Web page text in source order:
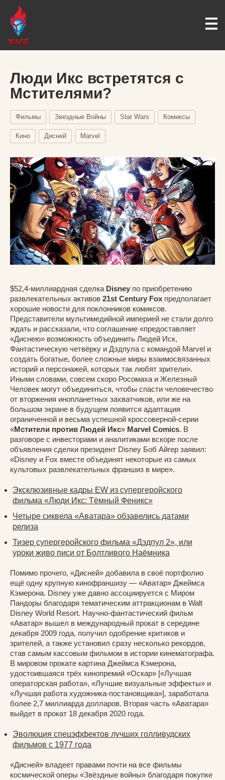
Люди Икс встретятся с
Мстителями?
Фильмы Звездные Войны Star Wars Комиксы
Кино Дисней Marvel
$52,4-миллиардная сделка Disney по приобретению
развлекательных активов 21st Century Fox предполагает
хорошие новости для поклонников комиксов.
Представители мультимедийной империей не стали долго
ждать и рассказали, что соглашение «предоставляет
«Диснею» возможность объединить Людей Иск,
Фантастическую четвёрку и Дэдпула с командой Marvel и
создать богатые, более сложные миры взаимосвязанных
историй и персонажей, которых так любят зрители».
Иными словами, совсем скоро Росомаха и Железный
Человек могут объединиться, чтобы спасти человечество
от вторжения инопланетных захватчиков, или же на
большом экране в будущем появится адаптация
ограниченной и весьма успешной кроссоверной-серии
«Мстители против Людей Икс» Marvel Comics. В
разговоре с инвесторами и аналитиками вскоре после
объявления сделки президент Disney Боб Айгер заявил:
«Disney и Fox вместе объединят некоторые из самых
культовых развлекательных франшиз в мире».
Эксклюзивные кадры EW из супергеройского
фильма «Люди Икс: Тёмный Феникс»
Четыре сиквела «Аватара» обзавелись датами
релиза
Тизер супергеройского фильма «Дэдпул 2», или
уроки живо писи от Болтливого Наёмника
Помимо прочего, «Дисней» добавила в своё портфолио
ещё одну крупную кинофраншизу — «Аватар» Джеймса
Кэмерона. Disney уже давно ассоциируется с Миром
Пандоры благодаря тематическим аттракционам в Walt
Disney World Resort. Научно-фантастический фильм
«Аватар» вышел в международный прокат в середине
декабря 2009 года, получил одобрение критиков и
зрителей, а также установил сразу несколько рекордов,
став самым кассовым фильмом в истории кинематографа.
В мировом прокате картина Джеймса Кэмерона,
удостоившаяся трёх кинопремий «Оскар» [«Лучшая
операторская работа», «Лучшие визуальные эффекты» и
«Лучшая работа художника-постановщика»], заработала
более 2,7 миллиарда долларов. Вторая часть «Аватара»
выйдет в прокат 18 декабря 2020 года.
Эволюция спецэффектов лучших голливудских
фильмов с 1977 года
«Дисней» владеет правами почти на все фильмы
космической оперы «Звёздные войны» благодаря покупке